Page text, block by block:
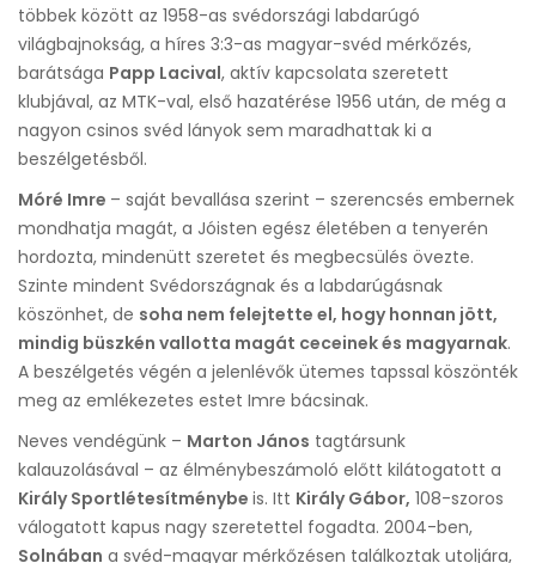
többek között az 1958-as svédországi labdarúgó
világbajnokság, a híres 3:3-as magyar-svéd mérkőzés,
barátsága Papp Lacival, aktív kapcsolata szeretett
klubjával, az MTK-val, első hazatérése 1956 után, de még a
nagyon csinos svéd lányok sem maradhattak ki a
beszélgetésből.
Móré Imre – saját bevallása szerint – szerencsés embernek
mondhatja magát, a Jóisten egész életében a tenyerén
hordozta, mindenütt szeretet és megbecsülés övezte.
Szinte mindent Svédországnak és a labdarúgásnak
köszönhet, de soha nem felejtette el, hogy honnan jött,
mindig büszkén vallotta magát ceceinek és magyarnak.
A beszélgetés végén a jelenlévők ütemes tapssal köszönték
meg az emlékezetes estet Imre bácsinak.
Neves vendégünk – Marton János tagtársunk
kalauzolásával – az élménybeszámoló előtt kilátogatott a
Király Sportlétesítménybe is. Itt Király Gábor, 108-szoros
válogatott kapus nagy szeretettel fogadta. 2004-ben,
Solnában a svéd-magyar mérkőzésen találkoztak utoljára,